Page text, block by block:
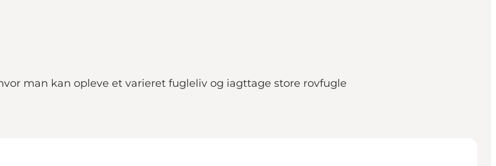
man kan opleve et varieret fugleliv og iagttage store rovfugle